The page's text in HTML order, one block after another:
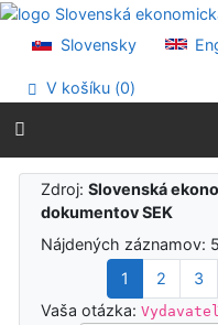
Prejsť na obsah
Prehlásenie o webovej
Slovensky
V košíku (0)
Výsledky
Zdroj:Slovenská
dokumentov SEK
Nájdených záznamov:
1
2 3
Vaša otázka: